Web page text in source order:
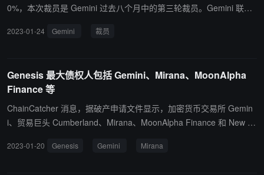
0%，本次裁员是 Gemini 过去八个月中的第三轮裁员。Gemini 联合
布了裁员的消息。Cameron Winklevoss 表示，持续低迷的宏观经济
2023-01-24 Gemini 裁员
Genesis 最大债权人包括 Gemini、Mirana、MoonAlpha
Finance 等
ChainCatcher 消息，据破产申请文件显示，加密货币交易所 Gemin
i、贸易巨头 Cumberland、Mirana、MoonAlpha Finance 和 New Fi
欠 Gemini 7.66 亿美元；欠加密货币基金 Mirana 1.515 亿美元；欠
2023-01-20 Genesis Gemini Mirana